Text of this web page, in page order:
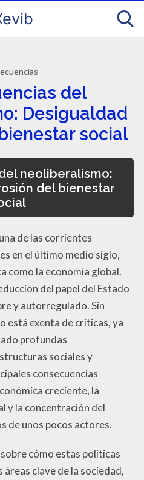
del
Desigualdad
social
neoliberalismo:
del bienestar
de las corrientes
en el último medio siglo,
como la economía global.
del papel del Estado
y autorregulado. Sin
está exenta de críticas, ya
profundas
sociales y
consecuencias
creciente, la
y la concentración del
de unos pocos actores.
cómo estas políticas
clave de la sociedad,